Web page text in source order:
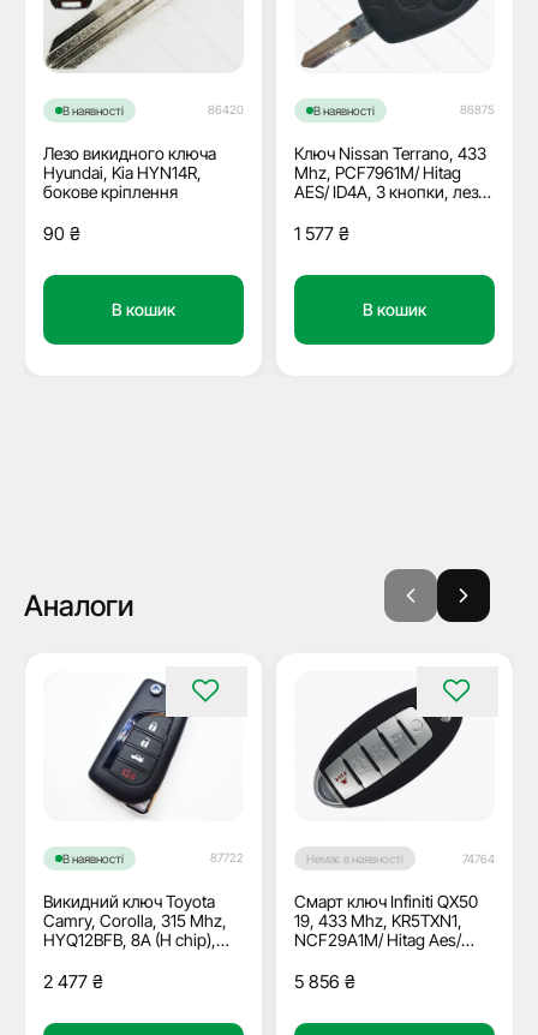
В наявності 86420
Лезо викидного ключа
Hyundai, Kia HYN14R,
бокове кріплення
90 ₴
В кошик
В наявності 86875
Ключ Nissan Terrano, 433
Mhz, PCF7961M/ Hitag
AES/ ID4A, 3 кнопки, лезо
1 577 ₴
В кошик
Аналоги
В наявності 87722
Викидний ключ Toyota
Camry, Corolla, 315 Mhz,
HYQ12BFB, 8A (H chip),
2 477 ₴
Немає в наявності 74764
Смарт ключ Infiniti QX50
19, 433 Mhz, KR5TXN1,
NCF29A1M/ Hitag Aes/
5 856 ₴